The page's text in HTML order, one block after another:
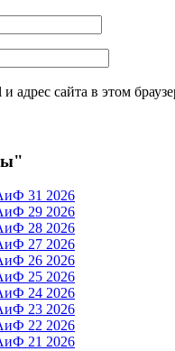
адрес сайта в этом
31 2026
29 2026
28 2026
27 2026
26 2026
25 2026
24 2026
23 2026
22 2026
21 2026